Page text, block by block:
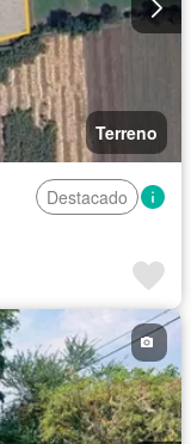
Terreno
Destacado